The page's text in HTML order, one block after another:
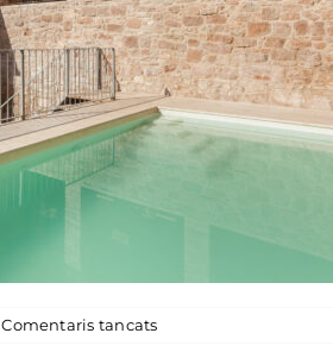
Comentaris tancatsa Masia-de-Can-Pla_28